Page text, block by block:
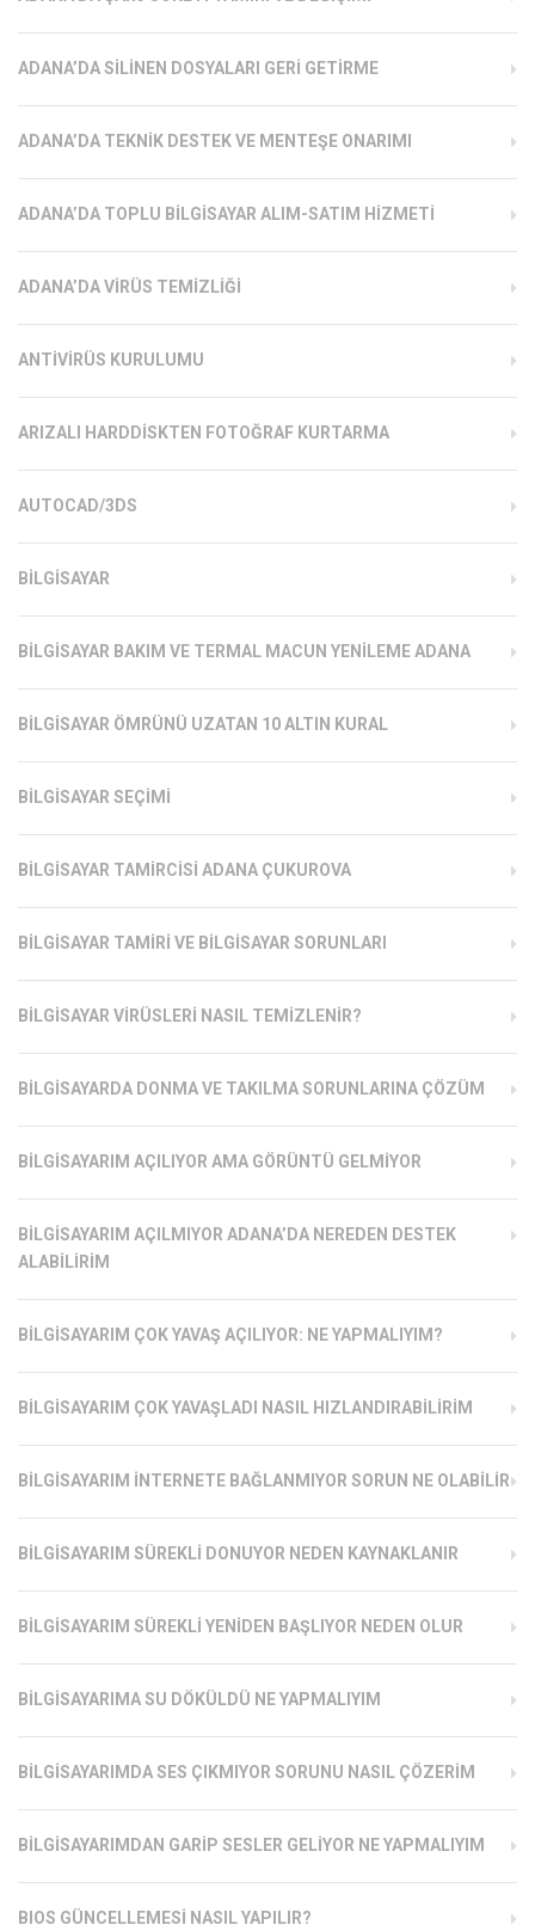
ADANA’DA SILINEN DOSYALARI GERI GETIRME
ADANA’DA TEKNIK DESTEK VE MENTEŞE ONARIMI
ADANA’DA TOPLU BILGISAYAR ALIM-SATIM HIZMETI
ADANA’DA VIRÜS TEMIZLIĞI
ANTIVIRÜS KURULUMU
ARIZALI HARDDISKTEN FOTOĞRAF KURTARMA
AUTOCAD/3DS
BILGISAYAR
BILGISAYAR BAKIM VE TERMAL MACUN YENILEME ADANA
BILGISAYAR ÖMRÜNÜ UZATAN 10 ALTIN KURAL
BILGISAYAR SEÇIMI
BILGISAYAR TAMIRCISI ADANA ÇUKUROVA
BILGISAYAR TAMIRI VE BILGISAYAR SORUNLARI
BILGISAYAR VIRÜSLERI NASIL TEMIZLENIR?
BILGISAYARDA DONMA VE TAKILMA SORUNLARINA ÇÖZÜM
BILGISAYARIM AÇILIYOR AMA GÖRÜNTÜ GELMIYOR
BILGISAYARIM AÇILMIYOR ADANA’DA NEREDEN DESTEK
ALABILIRIM
BILGISAYARIM ÇOK YAVAŞ AÇILIYOR: NE YAPMALIYIM?
BILGISAYARIM ÇOK YAVAŞLADI NASIL HIZLANDIRABILIRIM
BILGISAYARIM İNTERNETE BAĞLANMIYOR SORUN NE OLABILIR
BILGISAYARIM SÜREKLI DONUYOR NEDEN KAYNAKLANIR
BILGISAYARIM SÜREKLI YENIDEN BAŞLIYOR NEDEN OLUR
BILGISAYARIMA SU DÖKÜLDÜ NE YAPMALIYIM
BILGISAYARIMDA SES ÇIKMIYOR SORUNU NASIL ÇÖZERIM
BILGISAYARIMDAN GARIP SESLER GELIYOR NE YAPMALIYIM
BIOS GÜNCELLEMESI NASIL YAPILIR?